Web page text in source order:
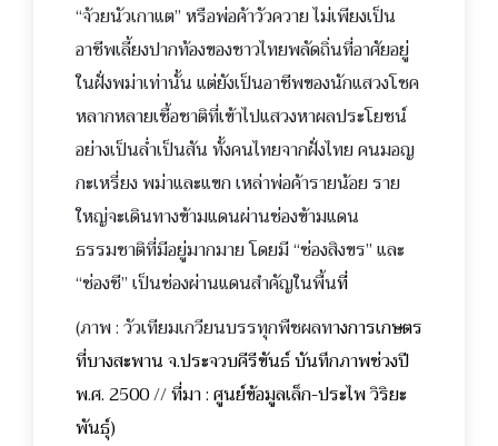
“จ้วยนัวเกาแต” หรือพ่อค้าวัวควาย ไม่เพียงเป็น
อาชีพเลี้ยงปากท้องของชาวไทยพลัดถิ่นที่อาศัยอยู่
ในฝั่งพม่าเท่านั้น แต่ยังเป็นอาชีพของนักแสวงโชค
หลากหลายเชื้อชาติที่เข้าไปแสวงหาผลประโยชน์
อย่างเป็นล่ำเป็นสัน ทั้งคนไทยจากฝั่งไทย คนมอญ
กะเหรี่ยง พม่าและแขก เหล่าพ่อค้ารายน้อย ราย
ใหญ่จะเดินทางข้ามแดนผ่านช่องข้ามแดน
ธรรมชาติที่มีอยู่มากมาย โดยมี“ช่องสิงขร” และ
“ช่องชี” เป็นช่องผ่านแดนสำคัญในพื้นที่
(ภาพ : วัวเทียมเกวียนบรรทุกพืชผลทางการเกษตร
ที่บางสะพาน จ.ประจวบคีรีขันธ์ บันทึกภาพช่วงปี
พ.ศ. 2500 // ที่มา : ศูนย์ข้อมูลเล็ก-ประไพ วิริยะ
พันธุ์)